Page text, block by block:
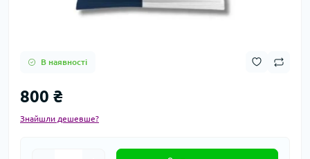
В наявності
800 ₴
Знайшли дешевше?